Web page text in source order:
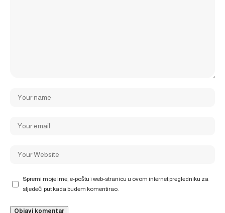
Spremi moje ime, e-poštu i web-stranicu u ovom internet pregledniku za
sljedeći put kada budem komentirao.